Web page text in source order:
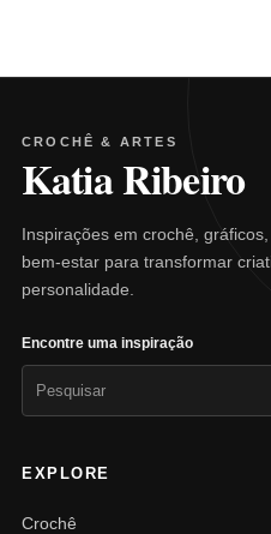
CROCHÊ & ARTES
Katia Ribeiro
Inspirações em crochê,
bem-estar para transformar
personalidade.
Encontre uma inspiração
EXPLORE
Crochê